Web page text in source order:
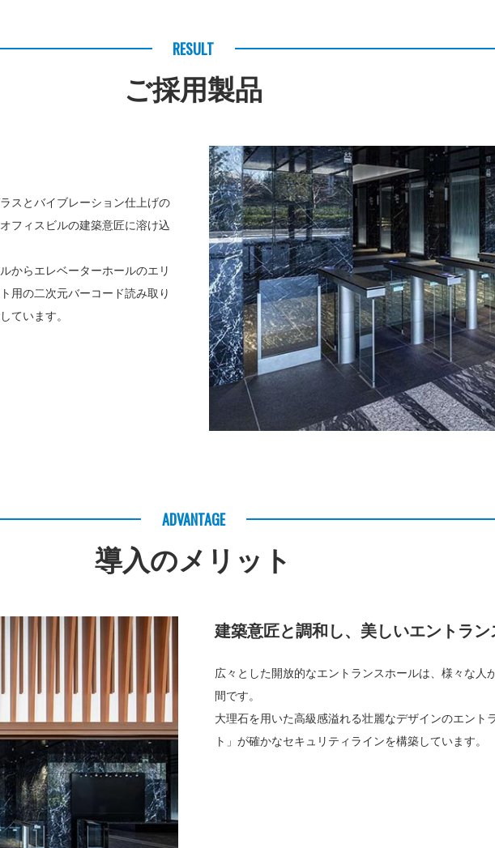
RESULT
ご採用製品
スとバイブレーション仕上げの
フィスビルの建築意匠に溶け込
からエレベーターホールのエリ
用の二次元バーコード読み取り
ています。
ADVANTAGE
導入のメリット
建築意匠と調和し、美しいエントラ
広々とした開放的なエントランスホールは、様々な人
間です。
大理石を用いた高級感溢れる壮麗なデザインのエント
ト」が確かなセキュリティラインを構築しています。